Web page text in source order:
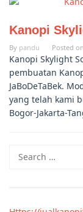
Kanopi
By pandu Posted on
Kanopi Skylight
pembuatan
JaBoDeTaBek.
yang telah kami
Bogor-Jakarta-
for: